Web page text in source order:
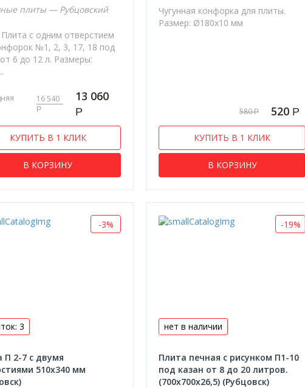
плиты — Рубцовский
с одним отверстием
№1, 2, 3, 17, 18 под
6 до 12 л. Размеры:
16 540
Р
13 060
Р
КУПИТЬ В 1 КЛИК
В КОРЗИНУ
Чугунная конфорка для плиты.
Размер: Ø180х10 мм
580Р 520 Р
КУПИТЬ В 1 КЛИК
В КОРЗИНУ
-3%
3
П 2-7 с двумя
510х340 мм
-19%
нет в наличии
Плита печная с рисунком П1-10
под казан от 8 до 20 литров.
(700х700х26,5) (Рубцовск)